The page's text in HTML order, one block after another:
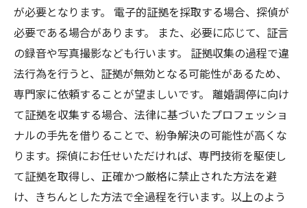
が必要となります。 電子的証拠を採取する場合、探偵が
必要である場合があります。 また、必要に応じて、証言
の録音や写真撮影なども行います。 証拠収集の過程で違
法行為を行うと、証拠が無効となる可能性があるため、
専門家に依頼することが望ましいです。 離婚調停に向け
て証拠を収集する場合、法律に基づいたプロフェッショ
ナルの手先を借りることで、紛争解決の可能性が高くな
ります。探偵にお任せいただければ、専門技術を駆使し
て証拠を取得し、正確かつ厳格に禁止された方法を避
け、きちんとした方法で全過程を行います。以上のよう